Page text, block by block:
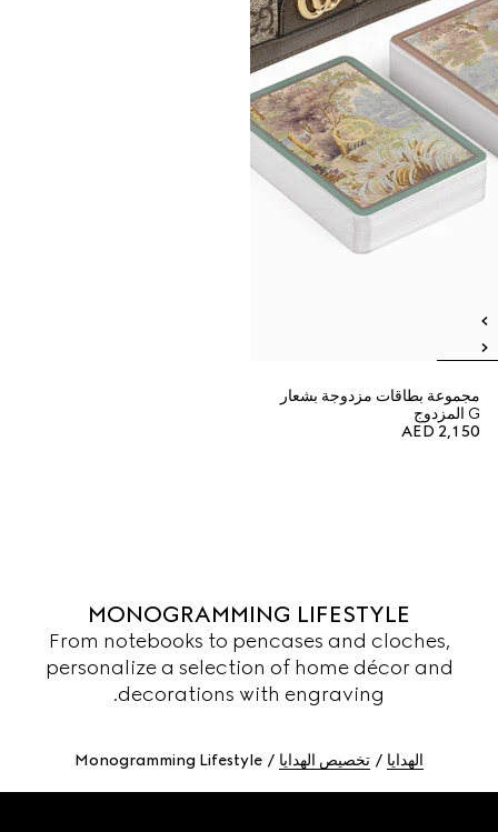
مجموعة بطاقات مزدوجة بشعار
G المزدوج
AED 2,150
MONOGRAMMING LIFESTYLE
From notebooks to pencases and cloches,
personalize a selection of home décor and
decorations with engraving.
الهدايا تخصيص الهدايا Monogramming Lifestyle